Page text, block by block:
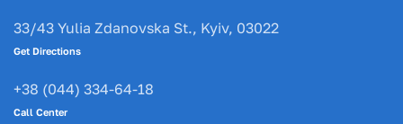
33/43 Yulia Zdanovska St., Kyiv, 03022
Get Directions
+38 (044) 334-64-18
Call Center